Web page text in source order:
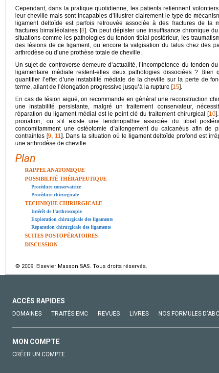
Cependant, dans la pratique quotidienne, les patients retiennent
leur cheville mais sont incapables d’illustrer clairement le type de
ligament deltoïde est parfois retrouvée associée à des fractures de la
fractures bimalléolaires [8]. On peut dépister une insuffisance chronique
situations comme les pathologies du tendon tibial postérieur, les
des lésions de ce ligament, ou encore la valgisation du talus chez des
arthrodèse ou d’une prothèse totale de cheville.
Un sujet de controverse demeure d’actualité, l’incompétence du tendon
ligamentaire médiale restent-elles deux pathologies dissociées ?
quantifier l’effet d’une instabilité médiale de la cheville sur la perte de
terme, allant de l’élongation progressive jusqu’à la rupture [15].
En cas de lésion aiguë, on recommande en général une reconstruction
une instabilité persistante, malgré un traitement conservateur,
réparation du ligament médial est le point clé du traitement chirurgical [10
pronation, ou s’il existe une tendinopathie associée du tibial
concomitamment une ostéotomie d’allongement du calcanéus afin de
contraintes [9, 11]. Dans la situation où le ligament deltoïde profond est
une arthrodèse de cheville.
Plan
RAPPEL ANATOMIQUE
POSSIBILITÉ THÉRAPEUTIQUE
Procédure conservatrice
Procédure chirurgicale
TECHNIQUE CHIRURGICALE
Intérêt de l’arthroscopie
Exploration chirurgicale des ligaments
Réparation chirurgicale des ligaments
SUITES POSTOPÉRATOIRES
DISCUSSION
© 2009 Elsevier Masson SAS. Tous droits réservés.
ACCÈS RAPIDES
DOMAINES TRAITÉS EMC REVUES LIVRES NOS FORMULES
MON COMPTE
CRÉER UN COMPTE